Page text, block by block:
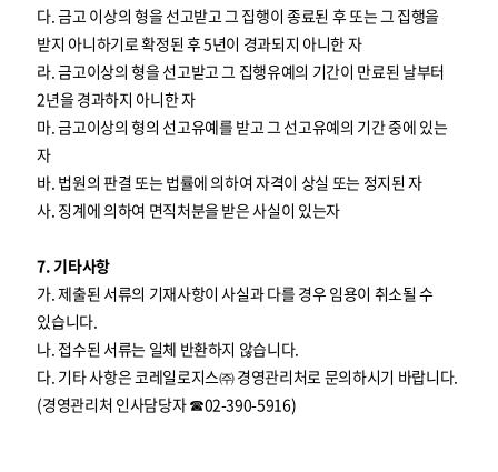
다. 금고 이상의 형을 선고받고 그 집행이 종료된 후 또는 그 집행을
받지 아니하기로 확정된 후 5년이 경과되지 아니한 자
라. 금고이상의 형을 선고받고 그 집행유예의 기간이 만료된 날부터
2년을 경과하지 아니한 자
마. 금고이상의 형의 선고유예를 받고 그 선고유예의 기간 중에 있는
자
바. 법원의 판결 또는 법률에 의하여 자격이 상실 또는 정지된 자
사. 징계에 의하여 면직처분을 받은 사실이 있는자
7. 기타사항
가. 제출된 서류의 기재사항이 사실과 다를 경우 임용이 취소될 수
있습니다.
나. 접수된 서류는 일체 반환하지 않습니다.
다. 기타 사항은 코레일로지스㈜ 경영관리처로 문의하시기 바랍니다.
(경영관리처 인사담당자 ☎02-390-5916)